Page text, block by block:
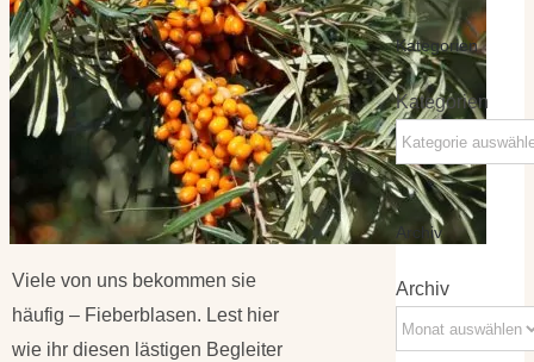
Viele von uns bekommen sie
häufig – Fieberblasen. Lest hier
wie ihr diesen lästigen Begleiter
Kategorien
Kategorien
Archiv
Archiv